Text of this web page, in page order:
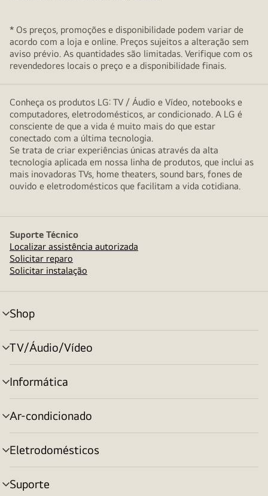
* Os preços, promoções e disponibilidade podem variar de
acordo com a loja e online. Preços sujeitos a alteração sem
aviso prévio. As quantidades são limitadas. Verifique com os
revendedores locais o preço e a disponibilidade finais.
Conheça os produtos LG: TV / Áudio e Vídeo, notebooks e
computadores, eletrodomésticos, ar condicionado. A LG é
consciente de que a vida é muito mais do que estar
conectado com a última tecnologia.
Se trata de criar experiências únicas através da alta
tecnologia aplicada em nossa linha de produtos, que inclui as
mais inovadoras TVs, home theaters, sound bars, fones de
ouvido e eletrodomésticos que facilitam a vida cotidiana.
Suporte Técnico
Localizar assistência autorizada
Solicitar reparo
Solicitar instalação
Shop
alternar
menu
TV/Áudio/Vídeo
alternar
menu
Informática
alternar
menu
Ar-condicionado
alternar
menu
Eletrodomésticos
alternar
menu
Suporte
alternar